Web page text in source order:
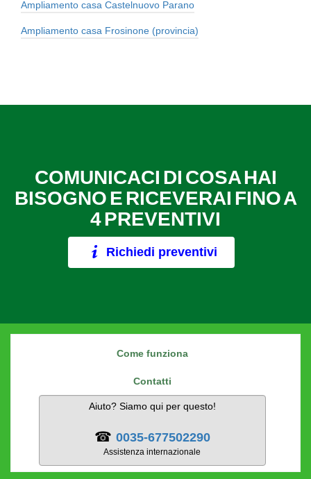
Ampliamento casa Castelnuovo Parano
Ampliamento casa Frosinone (provincia)
COMUNICACI DI COSA HAI
BISOGNO E RICEVERAI FINO A
4 PREVENTIVI
Richiedi preventivi
Come funziona
Contatti
Aiuto? Siamo qui per questo!
☎ 0035-677502290
Assistenza internazionale